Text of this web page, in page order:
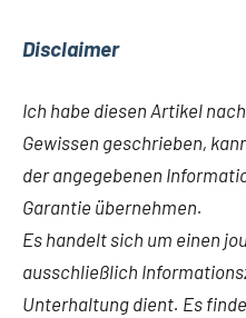
Disclaimer
Ich habe diesen Artikel
Gewissen geschrieben,
der angegebenen
Garantie übernehmen.
Es handelt sich um einen
ausschließlich
Unterhaltung dient. Es